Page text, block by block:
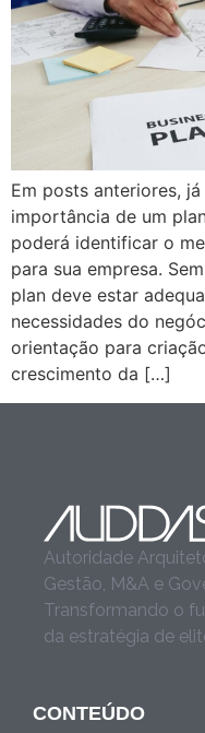
Em posts anteriores,
importância de um
poderá identificar o
para sua empresa.
plan deve estar
necessidades do
orientação para
crescimento da […]
Autoridade
Gestão, M&A e
Transformando o
da estratégia de
CONTEÚDO